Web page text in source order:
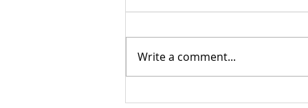
Write a comment...